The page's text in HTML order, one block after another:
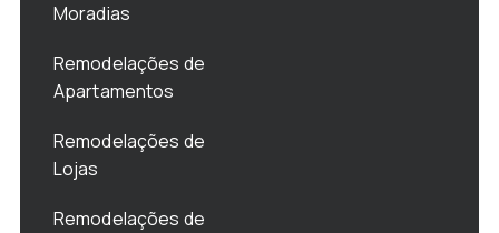
Moradias
Remodelações de
Apartamentos
Remodelações de
Lojas
Remodelações de